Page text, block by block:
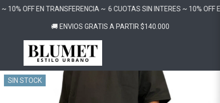
10% OFF EN TRANSFERENCIA ~ 6 CUOTAS SIN INTERES ~ 10% OFF
🚚 ENVIOS GRATIS A PARTIR $140.000
SIN STOCK